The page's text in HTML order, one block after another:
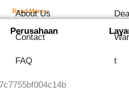
Read More »
Perusahaan
About Us
Contact
FAQ t